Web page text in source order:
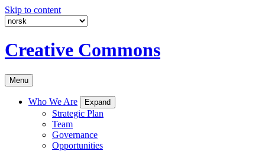
Skip to content
Creative Commons
Menu
Who We Are Expand
Strategic Plan
Team
Governance
Opportunities